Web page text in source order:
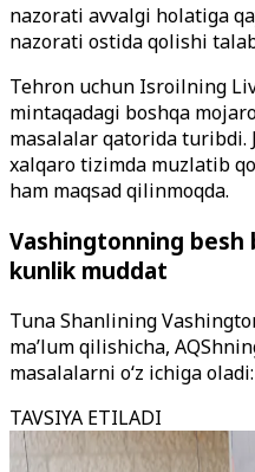
nazorati avvalgi holatiga
nazorati ostida qolishi
Tehron uchun Isroilning
mintaqadagi boshqa
masalalar qatorida turibdi.
xalqaro tizimda muzlatib
ham maqsad qilinmoqda.
Vashingtonning besh
kunlik muddat
Tuna Shanlining
ma’lum qilishicha,
masalalarni o‘z ichiga oladi:
TAVSIYA ETILADI